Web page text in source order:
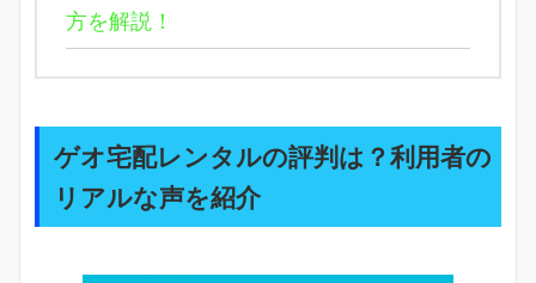
方を解説！
ゲオ宅配レンタルの評判は？利用者の
リアルな声を紹介